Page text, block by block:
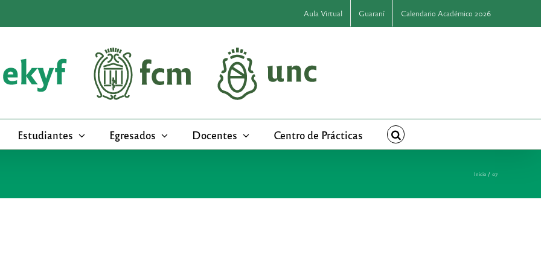
Aula Virtual Guaraní Calendario Académico 2026
Estudiantes Egresados Docentes Centro de Prácticas
Inicio 07